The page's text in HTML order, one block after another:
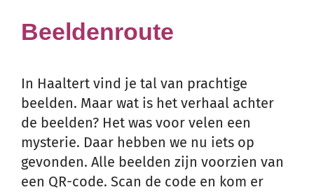
Beeldenroute
In Haaltert vind je tal van prachtige
beelden. Maar wat is het verhaal achter
de beelden? Het was voor velen een
mysterie. Daar hebben we nu iets op
gevonden. Alle beelden zijn voorzien van
een QR-code. Scan de code en kom er